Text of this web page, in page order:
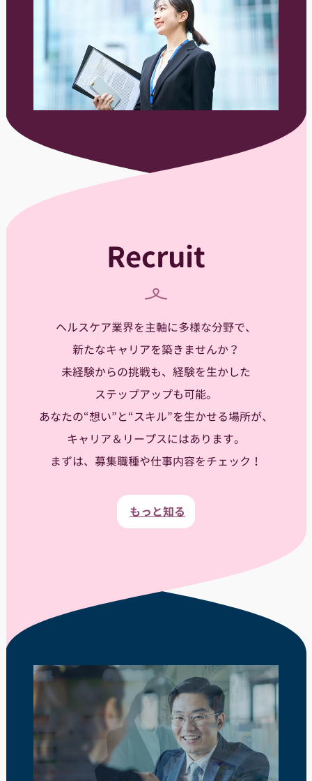
Recruit
ヘルスケア業界を主軸に多様な分野で、
新たなキャリアを築きませんか？
未経験からの挑戦も、経験を生かした
ステップアップも可能。
あなたの“想い”と“スキル”を生かせる場所が、
キャリア＆リープスにはあります。
まずは、募集職種や仕事内容をチェック！
もっと知る